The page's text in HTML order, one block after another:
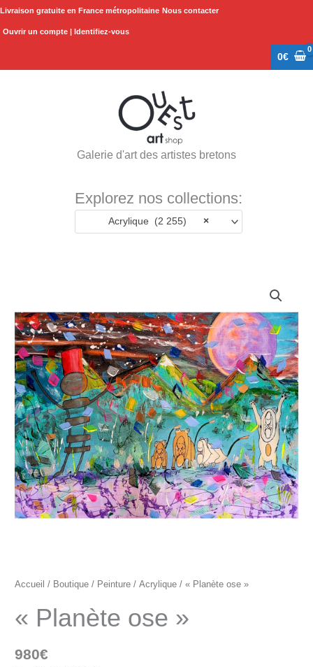
Aller
Livraison gratuite en France métropolitaine Nous contacter
Ouvrir un compte | Identifiez-vous
0€
Galerie d'art des artistes bretons
Explorez nos collections:
×
Acrylique (2 255)
Accueil / Boutique / Peinture /Acrylique / « Planète ose »
« Planète ose »
980€
"Planète
ose"